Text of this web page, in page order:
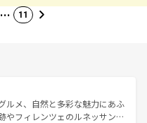
… 11
ルメ、自然と多彩な魅力にあふ
やフィレンツェのルネッサンス